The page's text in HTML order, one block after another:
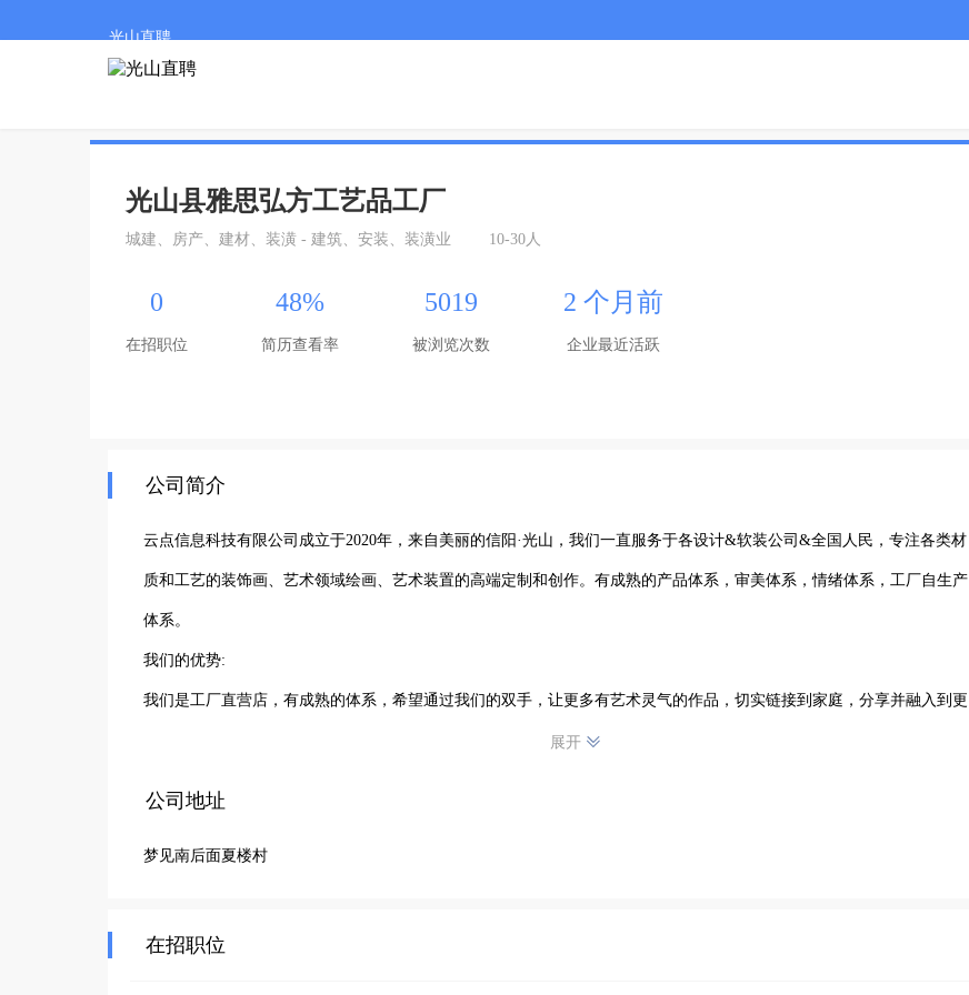
光山直聘
光山县雅思弘方工艺品工厂
城建、房产、建材、装潢 - 建筑、安装、装潢业 10-30人
0
在招职位
48%
简历查看率
5019
被浏览次数
2 个月前
企业最近活跃
公司简介
云点信息科技有限公司成立于2020年，来自美丽的信阳·光山，我们一直服务于各设计&软装公司&全国人民，专注各类材
质和工艺的装饰画、艺术领域绘画、艺术装置的高端定制和创作。有成熟的产品体系，审美体系，情绪体系，工厂自生产
体系。
我们的优势:
我们是工厂直营店，有成熟的体系，希望通过我们的双手，让更多有艺术灵气的作品，切实链接到家庭，分享并融入到更
展开
公司地址
梦见南后面夏楼村
在招职位